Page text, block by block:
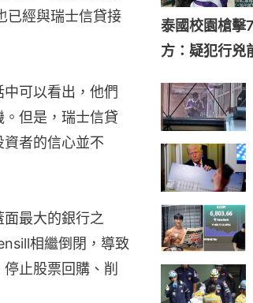
已經與瑞士信貸接
可以看出，他們
但是，瑞士信貸
者的信心並不
最大的銀行之
相繼倒閉，導致
止股票回購、削
泰國校園槍
方：疑犯行兇